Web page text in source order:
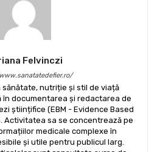
Felvinczi
nutriție și stil de viață
în documentarea și redactarea de
științifice (EBM - Evidence Based
Activitatea sa se concentrează pe
medicale complexe în
și utile pentru publicul larg.